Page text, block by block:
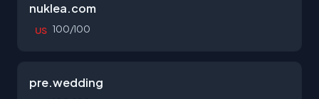
nuklea.com
US 100/100
pre.wedding